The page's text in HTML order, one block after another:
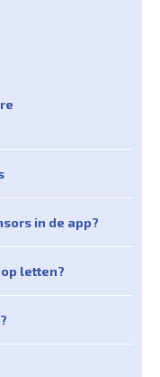
in de app?
letten?